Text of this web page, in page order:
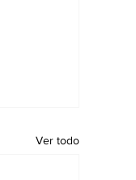
Ver todo